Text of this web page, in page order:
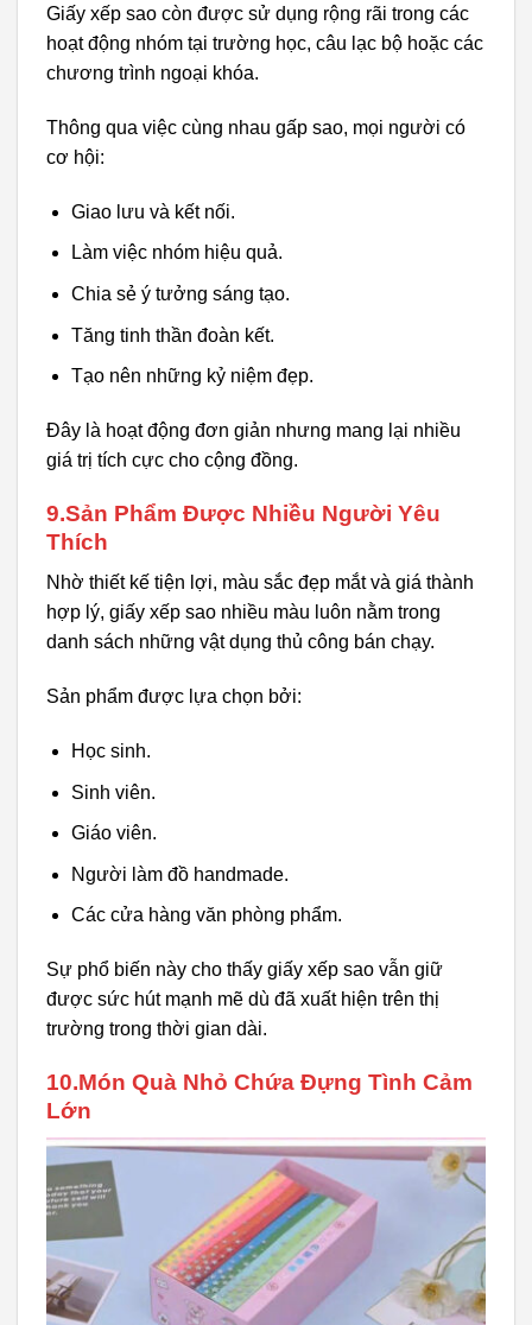
Giấy xếp sao còn được sử dụng rộng rãi trong các
hoạt động nhóm tại trường học, câu lạc bộ hoặc các
chương trình ngoại khóa.
Thông qua việc cùng nhau gấp sao, mọi người có
cơ hội:
Giao lưu và kết nối.
Làm việc nhóm hiệu quả.
Chia sẻ ý tưởng sáng tạo.
Tăng tinh thần đoàn kết.
Tạo nên những kỷ niệm đẹp.
Đây là hoạt động đơn giản nhưng mang lại nhiều
giá trị tích cực cho cộng đồng.
9.Sản Phẩm Được Nhiều Người Yêu
Thích
Nhờ thiết kế tiện lợi, màu sắc đẹp mắt và giá thành
hợp lý, giấy xếp sao nhiều màu luôn nằm trong
danh sách những vật dụng thủ công bán chạy.
Sản phẩm được lựa chọn bởi:
Học sinh.
Sinh viên.
Giáo viên.
Người làm đồ handmade.
Các cửa hàng văn phòng phẩm.
Sự phổ biến này cho thấy giấy xếp sao vẫn giữ
được sức hút mạnh mẽ dù đã xuất hiện trên thị
trường trong thời gian dài.
10.Món Quà Nhỏ Chứa Đựng Tình Cảm
Lớn